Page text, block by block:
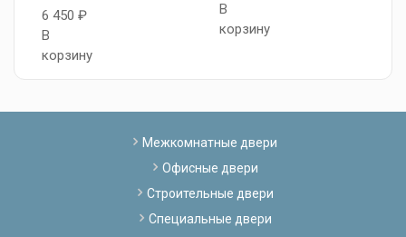
6 450 ₽
В
корзину
В
корзину
Межкомнатные двери
Офисные двери
Строительные двери
Специальные двери